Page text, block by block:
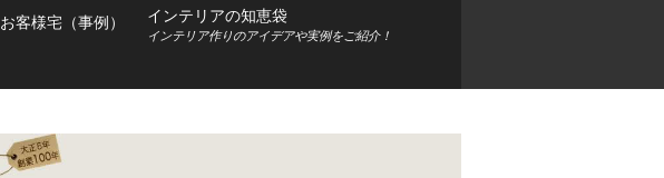
お客様宅（事例） インテリアの知恵袋
インテリア作りのアイデアや実例をご紹介！